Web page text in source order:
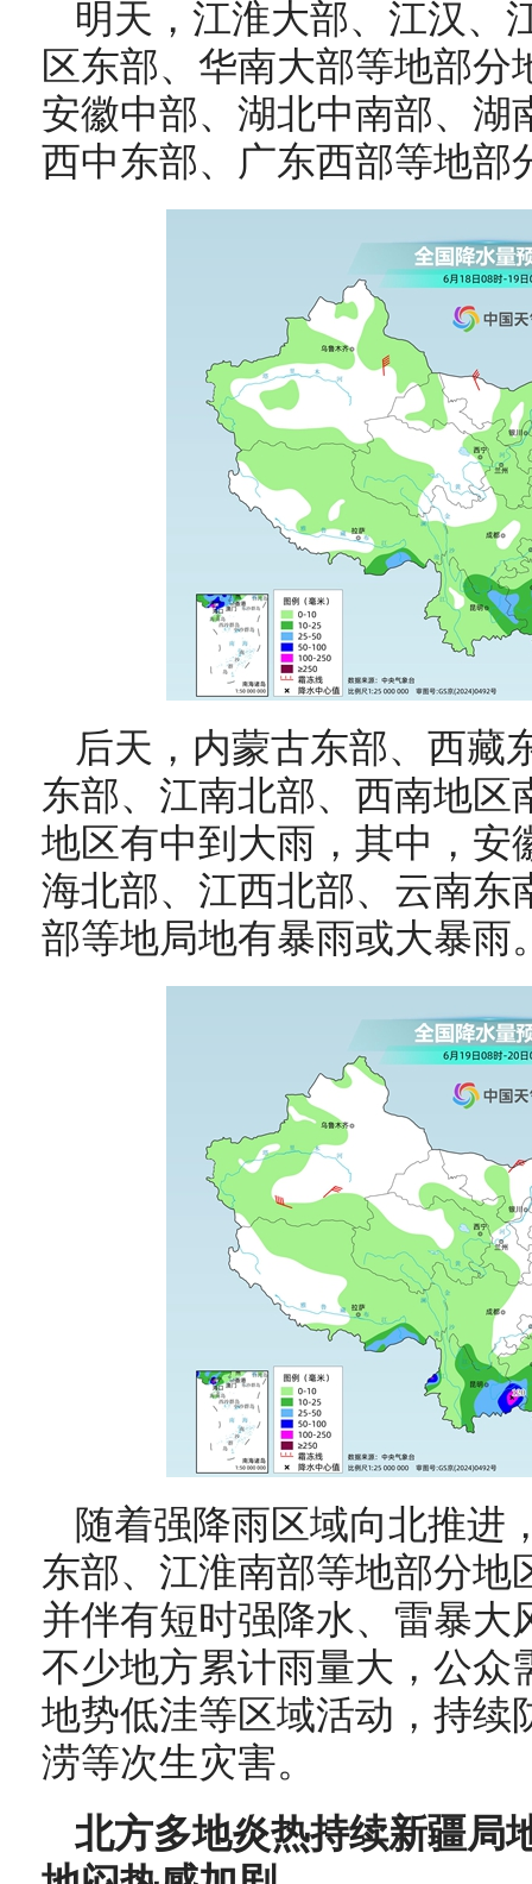
明天， 江淮大部、江汉、
区东部、华南大部等地部
安徽中部、湖北中南部、湖
西中东部、广东西部等地部
后天， 内蒙古东部、西藏
东部、江南北部、西南地区
地区有中到大雨，其中，安
海北部、江西北部、云南东
部等地局地有暴雨或大暴雨
随着强降雨区域向北推进
东部、江淮南部等地部分地
并伴有短时强降水、雷暴大
不少地方累计雨量大，公众
地势低洼等区域活动，持续
涝等次生灾害。
北方多地炎热持续新疆局